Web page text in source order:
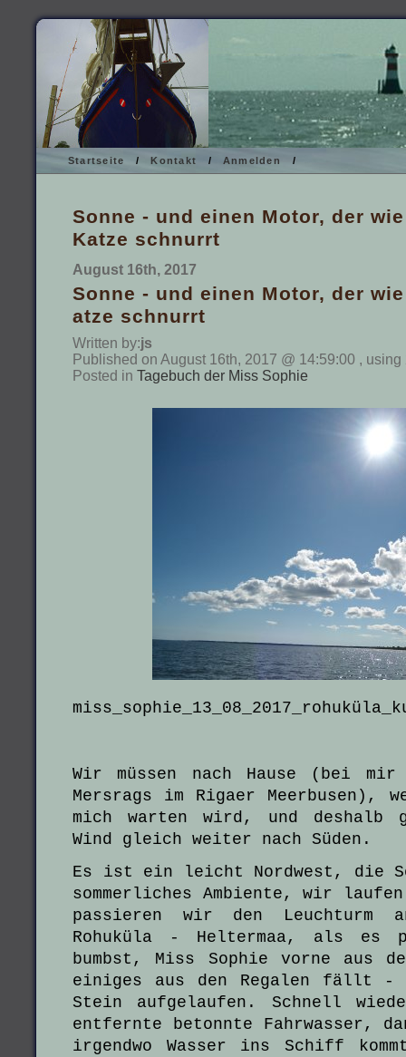
Startseite / Kontakt / Anmelden /
Sonne - und einen Motor, der
Katze schnurrt
August 16th, 2017
Sonne - und einen Motor, der
atze schnurrt
Written by:js
Published on August 16th, 2017 @ 14:59:00 , using
Posted in Tagebuch der Miss Sophie
Wir müssen nach Hause (bei
Mersrags im Rigaer
mich warten wird, und deshalb
Wind gleich weiter nach Süden.
Es ist ein leicht Nordwest, die
sommerliches Ambiente, wir
passieren wir den Leuchturm
Rohuküla - Heltermaa, als es
bumbst, Miss Sophie vorne aus
einiges aus den Regalen fällt
Stein aufgelaufen. Schnell
entfernte betonnte Fahrwasser,
irgendwo Wasser ins Schiff